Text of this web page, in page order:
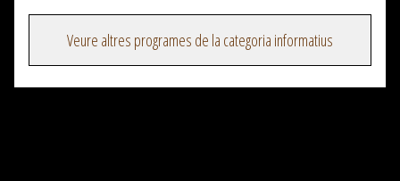
Veure altres programes de la categoria informatius